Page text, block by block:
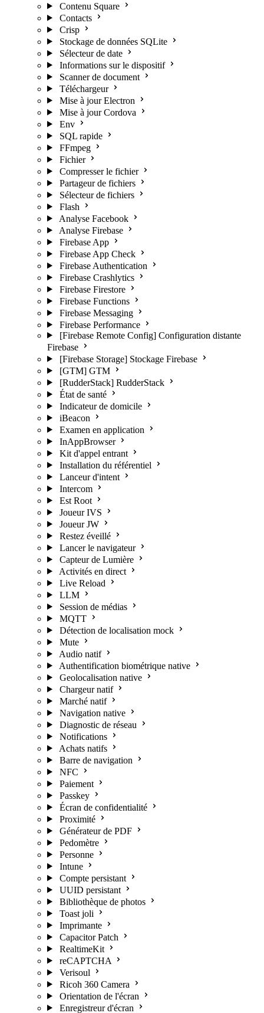
Contenu Square
Contacts
Crisp
Stockage de données SQLite
Sélecteur de date
Informations sur le dispositif
Scanner de document
Téléchargeur
Mise à jour Electron
Mise à jour Cordova
Env
SQL rapide
FFmpeg
Fichier
Compresser le fichier
Partageur de fichiers
Sélecteur de fichiers
Flash
Analyse Facebook
Analyse Firebase
Firebase App
Firebase App Check
Firebase Authentication
Firebase Crashlytics
Firebase Firestore
Firebase Functions
Firebase Messaging
Firebase Performance
[Firebase Remote Config] Configuration distante
Firebase
[Firebase Storage] Stockage Firebase
[GTM] GTM
[RudderStack] RudderStack
État de santé
Indicateur de domicile
iBeacon
Examen en application
InAppBrowser
Kit d'appel entrant
Installation du référentiel
Lanceur d'intent
Intercom
Est Root
Joueur IVS
Joueur JW
Restez éveillé
Lancer le navigateur
Capteur de Lumière
Activités en direct
Live Reload
LLM
Session de médias
MQTT
Détection de localisation mock
Mute
Audio natif
Authentification biométrique native
Geolocalisation native
Chargeur natif
Marché natif
Navigation native
Diagnostic de réseau
Notifications
Achats natifs
Barre de navigation
NFC
Paiement
Passkey
Écran de confidentialité
Proximité
Générateur de PDF
Pedomètre
Personne
Intune
Compte persistant
UUID persistant
Bibliothèque de photos
Toast joli
Imprimante
Capacitor Patch
RealtimeKit
reCAPTCHA
Verisoul
Ricoh 360 Camera
Orientation de l'écran
Enregistreur d'écran